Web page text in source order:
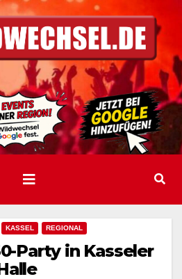
KASSEL REGIONAL
Party in Kasseler